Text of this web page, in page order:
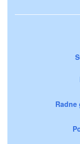
Radne